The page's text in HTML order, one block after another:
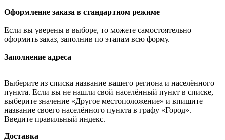
Оформление заказа в стандартном режиме
Если вы уверены в выборе, то можете самостоятельно
оформить заказ, заполнив по этапам всю форму.
Заполнение адреса
Выберите из списка название вашего региона и населённого
пункта. Если вы не нашли свой населённый пункт в списке,
выберите значение «Другое местоположение» и впишите
название своего населённого пункта в графу «Город».
Введите правильный индекс.
Доставка